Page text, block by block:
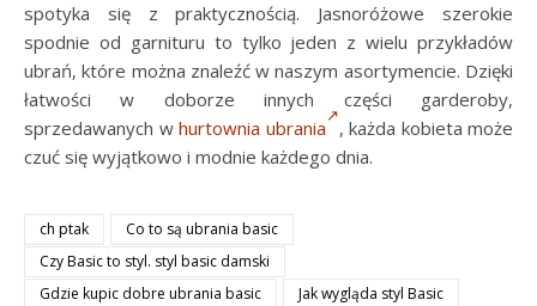
spotyka się z praktycznością. Jasnoróżowe szerokie
spodnie od garnituru to tylko jeden z wielu przykładów
ubrań, które można znaleźć w naszym asortymencie. Dzięki
łatwości w doborze innych części garderoby,
sprzedawanych w hurtownia ubrania
, każda kobieta może
czuć się wyjątkowo i modnie każdego dnia.
ch ptak
Co to są ubrania basic
Czy Basic to styl. styl basic damski
Gdzie kupic dobre ubrania basic
Jak wygląda styl Basic